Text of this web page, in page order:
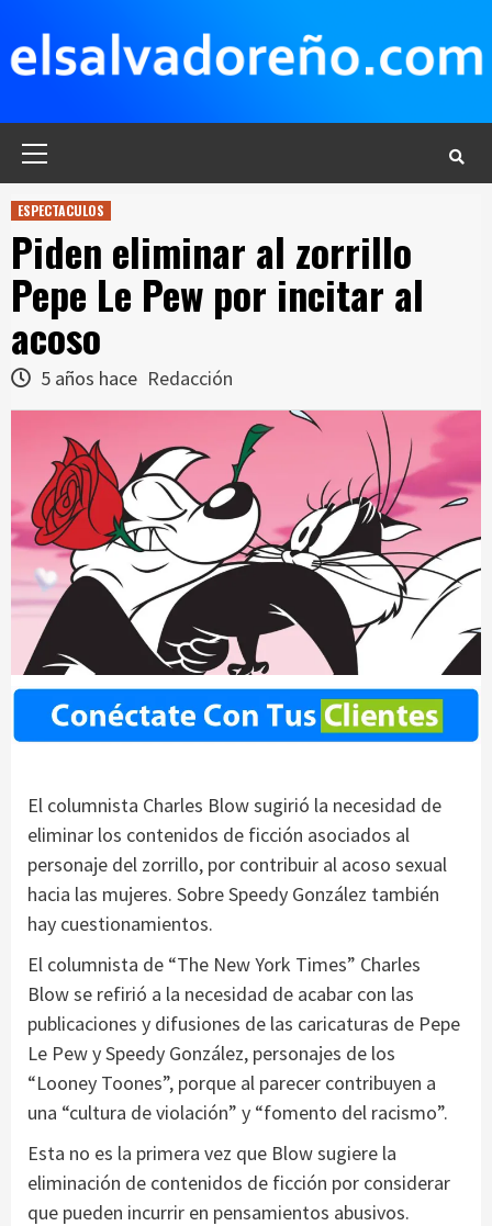
contenido
ESPECTACULOS
Piden eliminar al zorrillo
Pepe Le Pew por incitar al
acoso
5 años hace Redacción
El columnista Charles Blow sugirió la necesidad de
eliminar los contenidos de ficción asociados al
personaje del zorrillo, por contribuir al acoso sexual
hacia las mujeres. Sobre Speedy González también
hay cuestionamientos.
El columnista de “The New York Times” Charles
Blow se refirió a la necesidad de acabar con las
publicaciones y difusiones de las caricaturas de Pepe
Le Pew y Speedy González, personajes de los
“Looney Toones”, porque al parecer contribuyen a
una “cultura de violación” y “fomento del racismo”.
Esta no es la primera vez que Blow sugiere la
eliminación de contenidos de ficción por considerar
que pueden incurrir en pensamientos abusivos.